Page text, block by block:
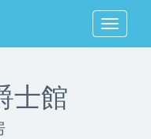
MENU
士館